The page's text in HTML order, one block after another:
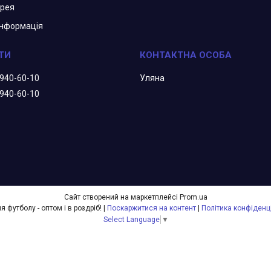
60-10
60-10
Уляна
Сайт створений на маркетплейсі Prom.ua
Поскаржитися на контент
Політика
Select Language ▼